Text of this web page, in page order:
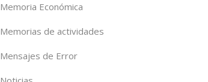
Memoria Económica
Memorias de actividades
Mensajes de Error